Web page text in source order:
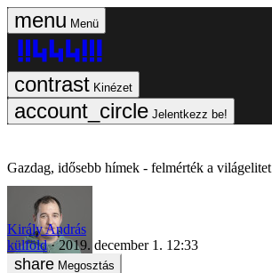
Menü
Kinézet
Jelentkezz be!
Gazdag, idősebb hímek - felmérték a világelitet
Király András
külföld
2019. december 1. 12:33
Megosztás